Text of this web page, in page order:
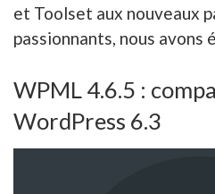
et Toolset aux nouveaux
passionnants, nous avons
WPML 4.6.5 :
WordPress 6.3